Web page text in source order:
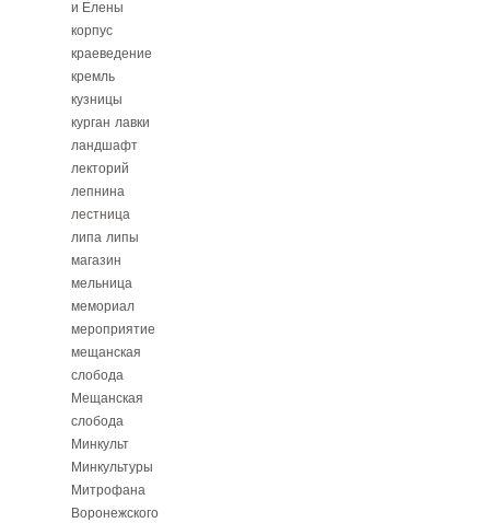
и Елены
корпус
краеведение
кремль
кузницы
курган лавки
ландшафт
лекторий
лепнина
лестница
липа липы
магазин
мельница
мемориал
мероприятие
мещанская
слобода
Мещанская
слобода
Минкульт
Минкультуры
Митрофана
Воронежского